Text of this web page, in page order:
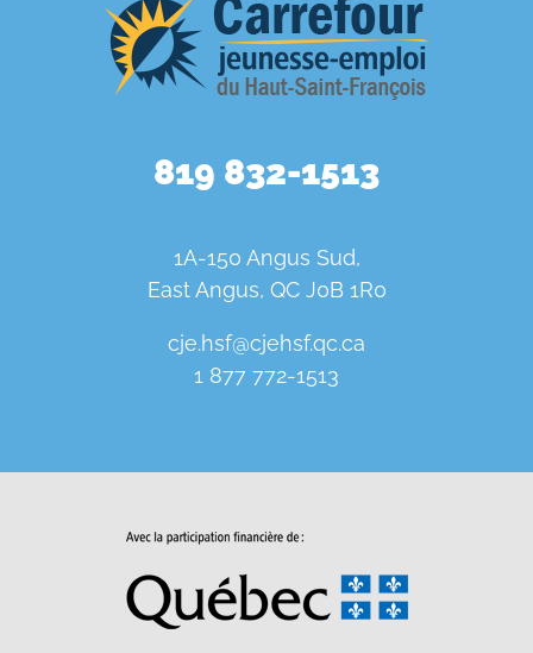
819 832-1513
1A-150 Angus Sud,
East Angus, QC J0B 1R0
cje.hsf@cjehsf.qc.ca
1 877 772-1513